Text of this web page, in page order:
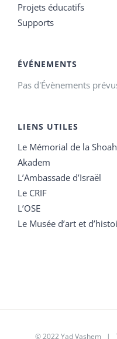
Projets éducatifs
Supports
ÉVÉNEMENTS
Pas d'Évènements
LIENS UTILES
Le Mémorial de la Shoah
Akadem
L’Ambassade d’Israël
Le CRIF
L’OSE
Le Musée d’art et
© 2022 Yad Vashem |